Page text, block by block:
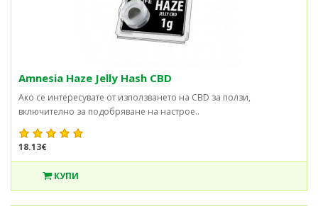
Amnesia Haze Jelly Hash CBD
Ако се интересувате от използването на CBD за ползи,
включително за подобряване на настрое..
18.13€
КУПИ